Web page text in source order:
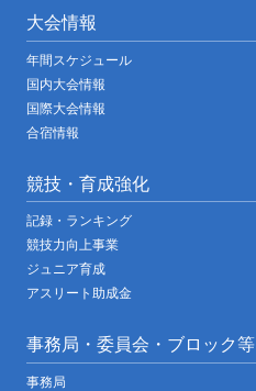
大会情報
年間スケジュール
国内大会情報
国際大会情報
合宿情報
競技・育成強化
記録・ランキング
競技力向上事業
ジュニア育成
アスリート助成金
事務局・委員会・ブロック等
事務局